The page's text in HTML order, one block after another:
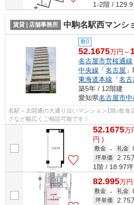
1-2階 /
賃貸 | 店舗事務所 中駒名駅西マンションII
敷0
52.1675万円～
名古屋市営桜通線
中央線 「名古屋
東海道本線 「名古
築5年 / 12階建
愛知県名古屋市
名駅～太閤通の大通り沿いマンション1階♪飲食
クなど幅広くご相談可能です！
52.1675万
円 )
敷金 - 礼金
坪単価 2.75
1階 / 18.97
82.995万円
敷金 - 礼金
坪単価 2.75